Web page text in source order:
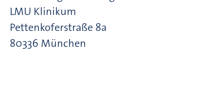
LMU Klinikum
Pettenkoferstraße 8a
80336 München